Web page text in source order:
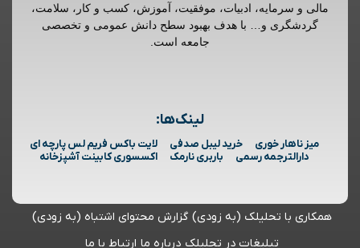
مالی و سرمایه، ادبیات، موفقیت، آموزش، کسب و کار، سلامت،
گردشگری و… با هدف بهبود سطح دانش عمومی و تخصصی
جامعه است.
لینک‌ها:
میز ناهار خوری خرید لیبل صدفی
لایت باکس فریم لس پارچه ای
دارالترجمه رسمی
باربری نارمک اکسسوری کابینت آشپزخانه
همکاری با تحلیلک (به زودی) گزارش محتوای اشتباه (به زودی)
تبلیغات در تحلیلک درباره ما ارتباط با ما